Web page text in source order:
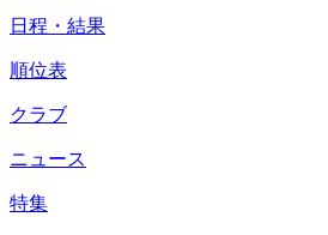
日程・結果
順位表
クラブ
ニュース
特集